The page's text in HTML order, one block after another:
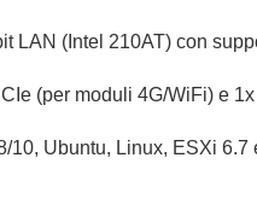
LAN (Intel 210AT) con
(per moduli 4G/WiFi) e
10, Ubuntu, Linux, ESXi 6.7